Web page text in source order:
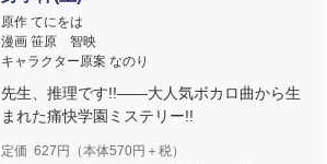
原作 てにをは
漫画 笹原 智映
キャラクター原案 なのり
先生、推理です!!――大人気ボカロ曲から生
まれた痛快学園ミステリー!!
定価 627 円（本体570円＋税）